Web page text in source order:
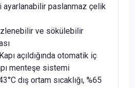
ayarlanabilir paslanmaz çelik
ve sökülebilir
açıldığında otomatik iç
menteşe sistemi
dış ortam sıcaklığı, %65